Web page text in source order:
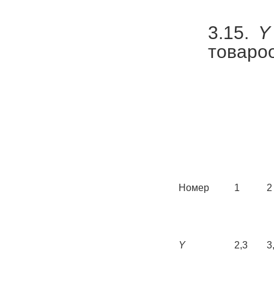
3.15. Y
Номер 1 2
Y 2,3